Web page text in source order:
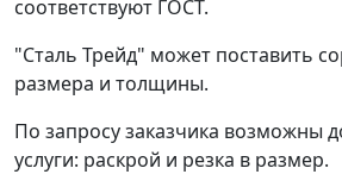
соответствуют ГОСТ.
"Сталь Трейд" может поставить
размера и толщины.
По запросу заказчика возможны
услуги: раскрой и резка в размер.